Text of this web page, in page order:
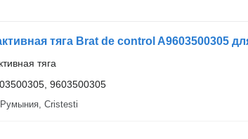
тяга
9603500305
Румыния, Cristesti